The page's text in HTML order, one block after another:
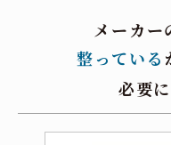
メーカー
整っている
必要